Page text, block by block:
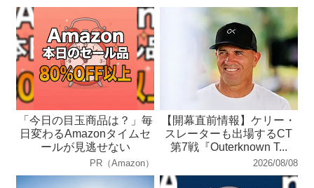
「今日の目玉商品は？」毎
日変わるAmazonタイムセ
ールが見逃せない
PR（Amazon）
【開幕直前情報】ケリー・
スレーターも出場するCT
第7戦『Outerknown T...
2026/08/08